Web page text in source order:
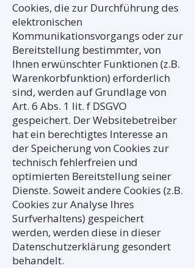
Cookies, die zur Durchführung des
elektronischen
Kommunikationsvorgangs oder zur
Bereitstellung bestimmter, von
Ihnen erwünschter Funktionen (z.B.
Warenkorbfunktion) erforderlich
sind, werden auf Grundlage von
Art. 6 Abs. 1 lit. f DSGVO
gespeichert. Der Websitebetreiber
hat ein berechtigtes Interesse an
der Speicherung von Cookies zur
technisch fehlerfreien und
optimierten Bereitstellung seiner
Dienste. Soweit andere Cookies (z.B.
Cookies zur Analyse Ihres
Surfverhaltens) gespeichert
werden, werden diese in dieser
Datenschutzerklärung gesondert
behandelt.